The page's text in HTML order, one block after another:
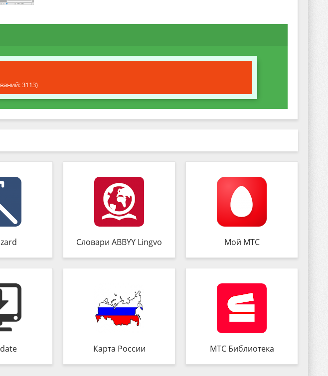
3113)
Словари ABBYY Lingvo Мой МТС
Карта России МТС Библиотека